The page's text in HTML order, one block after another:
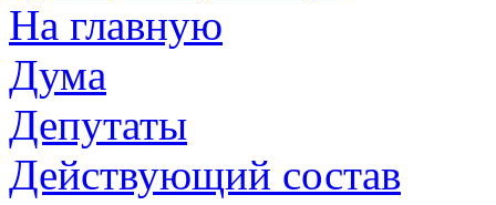
На главную
Дума
Депутаты
Действующий состав